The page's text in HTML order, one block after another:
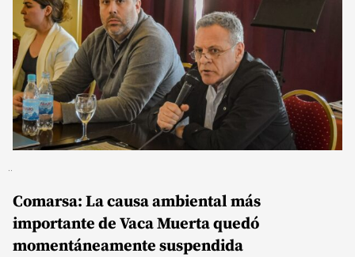
Comarsa: La causa ambiental más
importante de Vaca Muerta quedó
momentáneamente suspendida